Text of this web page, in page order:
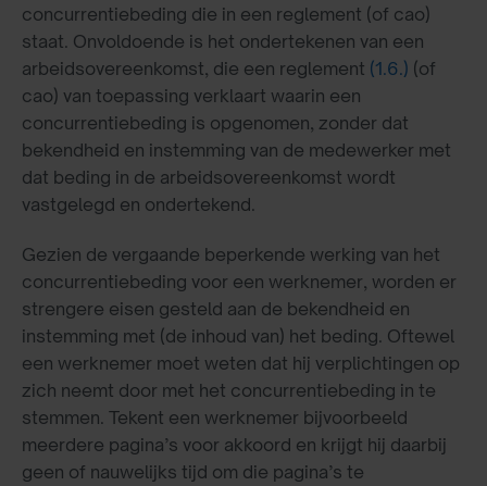
concurrentiebeding die in een reglement (of cao)
staat. Onvoldoende is het ondertekenen van een
arbeidsovereenkomst, die een reglement (1.6.) (of
cao) van toepassing verklaart waarin een
concurrentiebeding is opgenomen, zonder dat
bekendheid en instemming van de medewerker met
dat beding in de arbeidsovereenkomst wordt
vastgelegd en ondertekend.
Gezien de vergaande beperkende werking van het
concurrentiebeding voor een werknemer, worden er
strengere eisen gesteld aan de bekendheid en
instemming met (de inhoud van) het beding. Oftewel
een werknemer moet weten dat hij verplichtingen op
zich neemt door met het concurrentiebeding in te
stemmen. Tekent een werknemer bijvoorbeeld
meerdere pagina’s voor akkoord en krijgt hij daarbij
geen of nauwelijks tijd om die pagina’s te